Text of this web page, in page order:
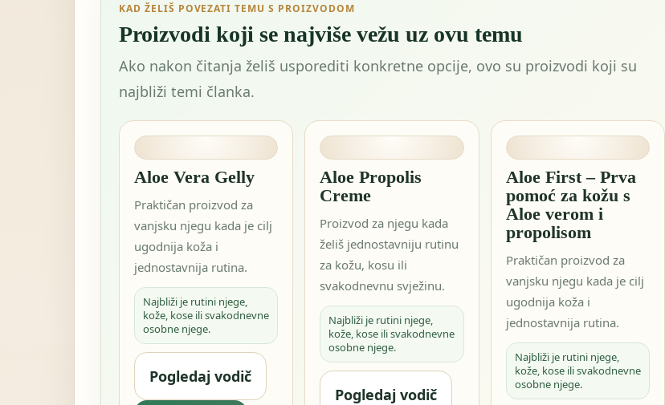
KAD ŽELIŠ POVEZATI TEMU S PROIZVODOM
Proizvodi koji se najviše vežu uz ovu temu
Ako nakon čitanja želiš usporediti konkretne opcije, ovo su proizvodi koji su
najbliži temi članka.
Aloe Vera Gelly
Praktičan proizvod za
vanjsku njegu kada je cilj
ugodnija koža i
jednostavnija rutina.
Najbliži je rutini njege,
kože, kose ili svakodnevne
osobne njege.
Pogledaj vodič
Aloe Propolis
Creme
Proizvod za njegu kada
želiš jednostavniju rutinu
za kožu, kosu ili
svakodnevnu svježinu.
Najbliži je rutini njege,
kože, kose ili svakodnevne
osobne njege.
Pogledaj vodič
Aloe First – Prva
pomoć za kožu s
Aloe verom i
propolisom
Praktičan proizvod za
vanjsku njegu kada je cilj
ugodnija koža i
jednostavnija rutina.
Najbliži je rutini njege,
kože, kose ili svakodnevne
osobne njege.